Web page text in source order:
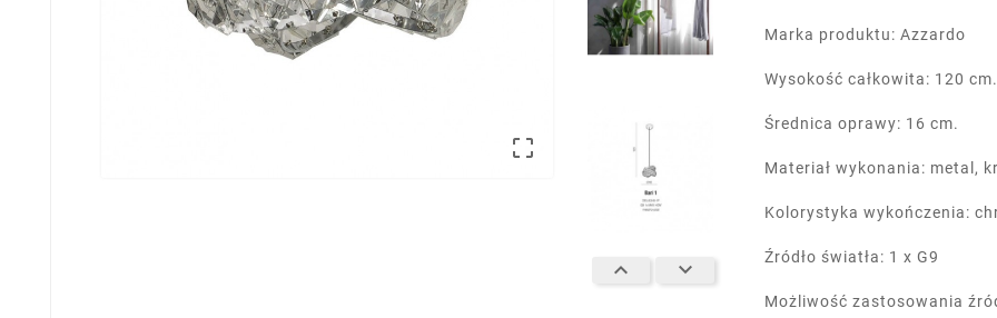

 
Marka produktu: Azzardo
Wysokość całkowita: 120
Średnica oprawy: 16 cm.
Materiał wykonania: metal,
Kolorystyka wykończenia:
Źródło światła: 1 x G9
Możliwość zastosowania